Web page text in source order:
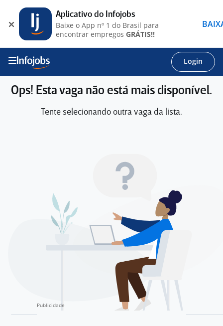
Login
Ops! Esta vaga não está mais disponível.
Tente selecionando outra vaga da lista.
Aplicativo do Infojobs
Baixe o App nº 1 do Brasil para
encontrar empregos GRÁTIS!!